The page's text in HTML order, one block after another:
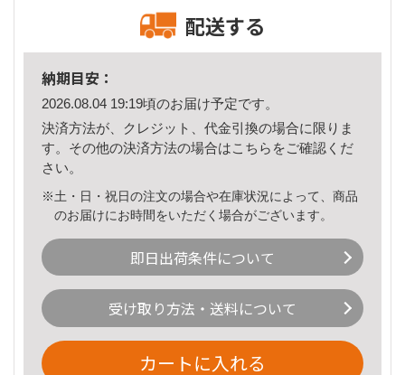
配送する
納期目安：
2026.08.04 19:19頃のお届け予定です。
決済方法が、クレジット、代金引換の場合に限りま
す。その他の決済方法の場合はこちら をご確認くだ
さい。
※土・日・祝日の注文の場合や在庫状況によって、商品
のお届けにお時間をいただく場合がございます。
即日出荷条件について
受け取り方法・送料について
カートに入れる